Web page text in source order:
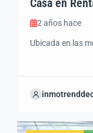
Casa en
2 años hace
Ubicada en las
la
y transporte